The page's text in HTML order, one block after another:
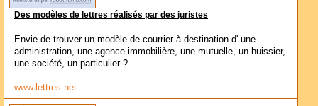
Des modèles de lettres réalisés par des juristes
Envie de trouver un modèle de courrier à destination d' une
administration, une agence immobilière, une mutuelle, un huissier,
une société, un particulier ?...
www.lettres.net